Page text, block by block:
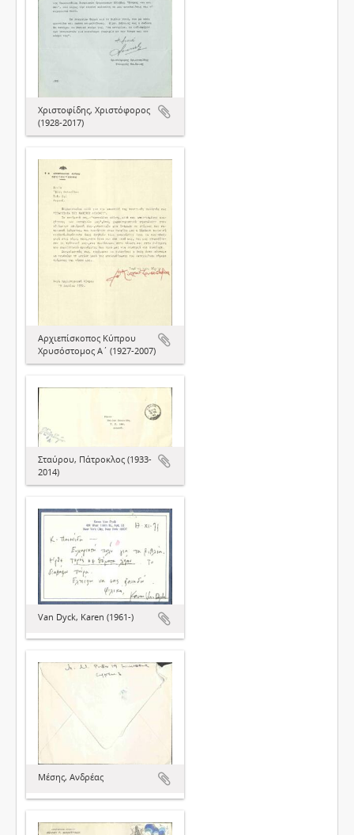
Χριστοφίδης, Χριστόφορος
(1928-2017)
Αρχιεπίσκοπος Κύπρου
Χρυσόστομος Α΄ (1927-2007)
Σταύρου, Πάτροκλος (1933-
2014)
Van Dyck, Karen (1961-)
Μέσης, Ανδρέας